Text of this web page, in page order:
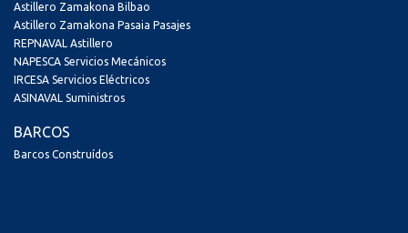
Astillero Zamakona Bilbao
Astillero Zamakona Pasaia Pasajes
REPNAVAL Astillero
NAPESCA Servicios Mecánicos
IRCESA Servicios Eléctricos
ASINAVAL Suministros
BARCOS
Barcos Construídos